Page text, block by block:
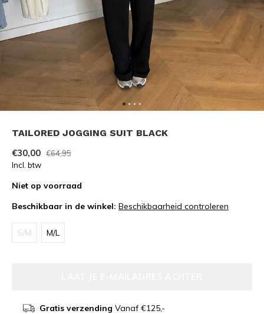
TAILORED JOGGING SUIT BLACK
€30,00 €64,95
Incl. btw
Niet op voorraad
Beschikbaar in de winkel: Beschikbaarheid controleren
S/M M/L
Gratis verzending Vanaf €125,-